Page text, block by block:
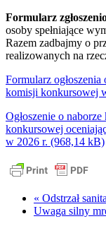
Formularz
osoby spełniające
Razem zadbajmy o
realizowanych na
Formularz
komisji konkursowej
Ogłoszenie o
konkursowej
w 2026 r.
« Odstrzał
Uwaga silny